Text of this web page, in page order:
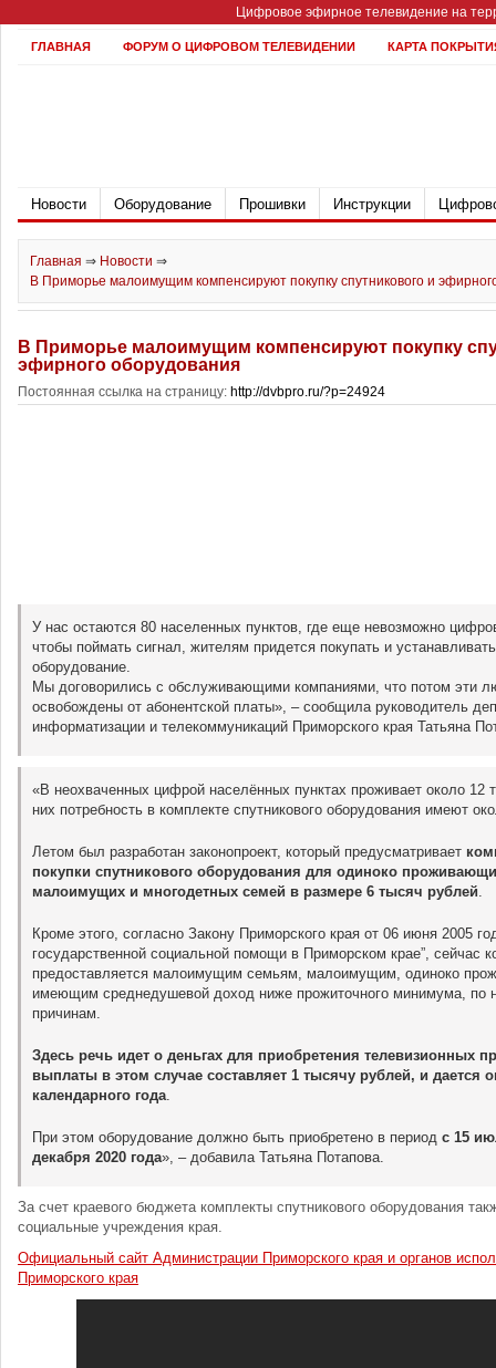
Цифровое эфирное телевидение на
ГЛАВНАЯ ФОРУМ О ЦИФРОВОМ ТЕЛЕВИДЕНИИ КАРТА
Новости Оборудование Прошивки Инструкции
Главная ⇒ Новости ⇒
В Приморье малоимущим компенсируют покупку спутникового и
В Приморье малоимущим компенсируют покупку
эфирного оборудования
Постоянная ссылка на страницу: http://dvbpro.ru/?p=24924
У нас остаются 80 населенных пунктов, где еще невозможно
чтобы поймать сигнал, жителям придется покупать и
оборудование.
Мы договорились с обслуживающими компаниями, что потом эти
освобождены от абонентской платы», – сообщила руководитель
информатизации и телекоммуникаций Приморского края Татьяна
«В неохваченных цифрой населённых пунктах проживает около 12
них потребность в комплекте спутникового оборудования имеют
Летом был разработан законопроект, который предусматривает
покупки спутникового оборудования для одиноко
малоимущих и многодетных семей в размере 6 тысяч рублей.
Кроме этого, согласно Закону Приморского края от 06 июня 2005
государственной социальной помощи в Приморском крае”, сейчас
предоставляется малоимущим семьям, малоимущим, одиноко
имеющим среднедушевой доход ниже прожиточного минимума, по
причинам.
Здесь речь идет о деньгах для приобретения телевизионных
выплаты в этом случае составляет 1 тысячу рублей, и дается
календарного года.
При этом оборудование должно быть приобретено в период с 15
декабря 2020 года», – добавила Татьяна Потапова.
За счет краевого бюджета комплекты спутникового оборудования
социальные учреждения края.
Официальный сайт Администрации Приморского края и органов
Приморского края